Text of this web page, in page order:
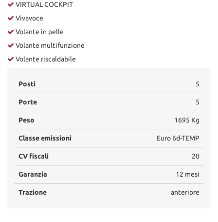
VIRTUAL COCKPIT
Vivavoce
Volante in pelle
Volante multifunzione
Volante riscaldabile
Posti 5
Porte 5
Peso 1695 Kg
Classe emissioni Euro 6d-TEMP
CV fiscali 20
Garanzia 12 mesi
Trazione anteriore